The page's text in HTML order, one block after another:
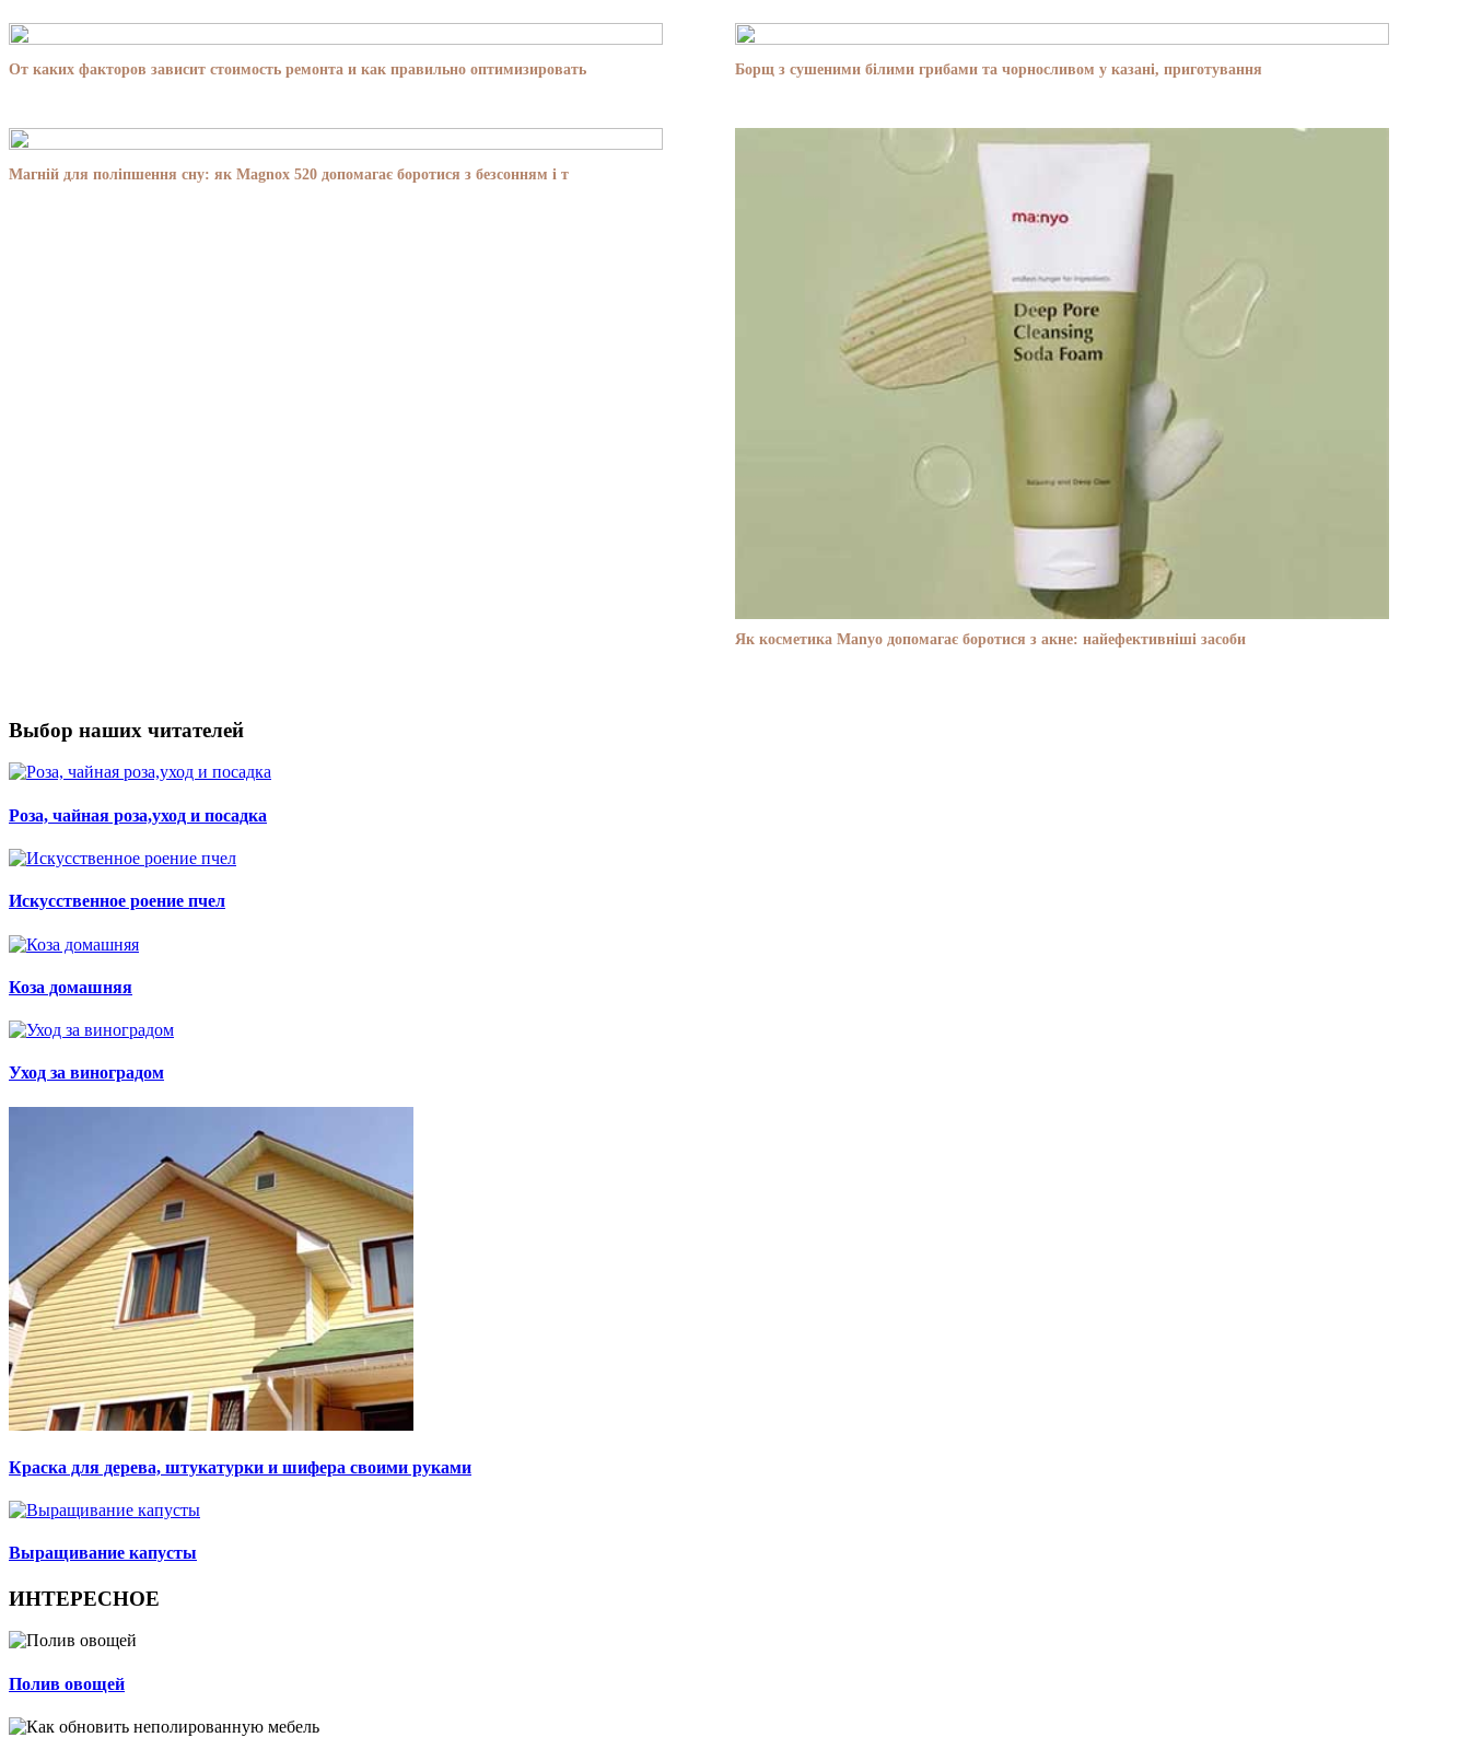
От каких факторов зависит стоимость ремонта и как правильно оптимизировать Борщ з сушеними білими грибами та чорносливом у казані, приготування
Магній для поліпшення сну: як Magnox 520 допомагає боротися з безсонням і т
Як косметика Manyo допомагає боротися з акне: найефективніші засоби
Выбор наших читателей
Роза, чайная роза,уход и посадка
Искусственное роение пчел
Коза домашняя
Уход за виноградом
Краска для дерева, штукатурки и шифера своими руками
Выращивание капусты
ИНТЕРЕСНОЕ
Полив овощей